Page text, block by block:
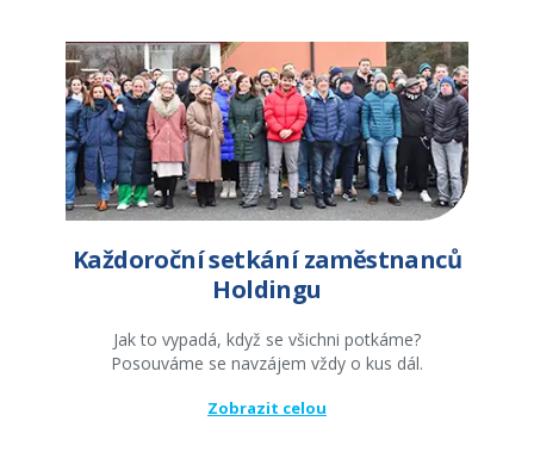
Každoroční setkání zaměstnanců
Holdingu
Jak to vypadá, když se všichni potkáme?
Posouváme se navzájem vždy o kus dál.
Zobrazit celou